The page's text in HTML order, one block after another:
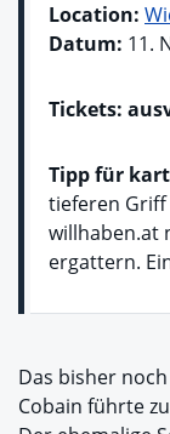
Location:
Datum: 11.
Tickets:
Tipp für
tieferen Griff
willhaben.at
ergattern.
Das bisher
Cobain führte